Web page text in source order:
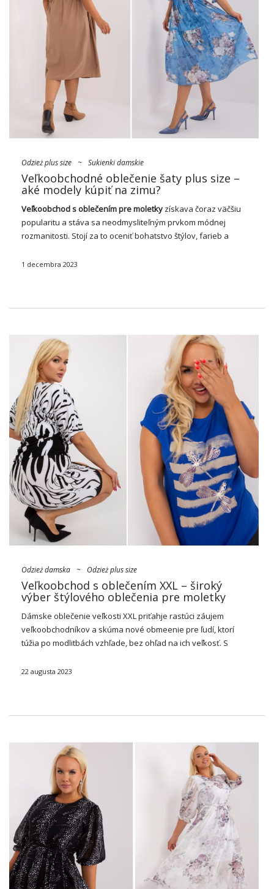
Odzież plus size ~ Sukienki damskie
Veľkoobchodné oblečenie šaty plus size –
aké modely kúpiť na zimu?
Veľkoobchod s oblečením pre moletky získava čoraz väčšiu
popularitu a stáva sa neodmysliteľným prvkom módnej
rozmanitosti. Stojí za to oceniť bohatstvo štýlov, farieb a
našom texte sa bližšie pozrieme na …
1 decembra 2023
Odzież damska ~ Odzież plus size
Veľkoobchod s oblečením XXL – široký
výber štýlového oblečenia pre moletky
Dámske oblečenie veľkosti XXL priťahje rastúci záujem
veľkoobchodníkov a skúma nové obmeenie pre ľudí, ktorí
túžia po modlitbách vzhľade, bez ohľad na ich veľkosť. S
veľkoobchodníci s odevmi na puky, ktoré spňajú očakávania
22 augusta 2023